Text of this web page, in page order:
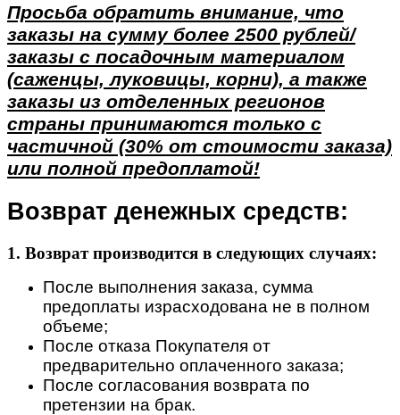
Просьба обратить внимание, что
заказы на сумму более 2500 рублей/
заказы с посадочным материалом
(саженцы, луковицы, корни), а также
заказы из отделенных регионов
страны принимаются только с
частичной (30% от стоимости заказа)
или полной предоплатой!
Возврат денежных средств:
1. Возврат производится в следующих случаях:
После выполнения заказа, сумма
предоплаты израсходована не в полном
объеме;
После отказа Покупателя от
предварительно оплаченного заказа;
После согласования возврата по
претензии на брак.